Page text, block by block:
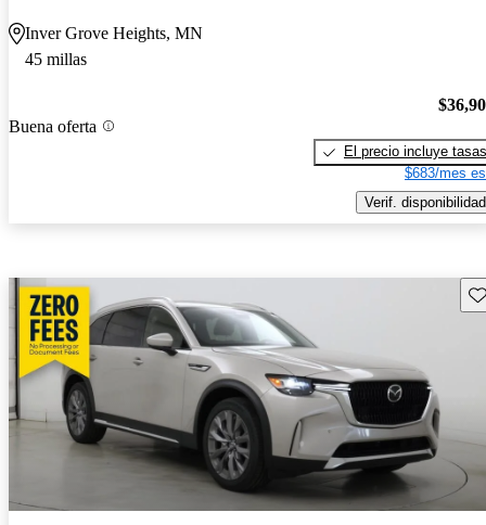
Inver Grove Heights, MN
45 millas
Buena oferta
El precio incluye tasas
$683/mes
Verif. disponibilidad